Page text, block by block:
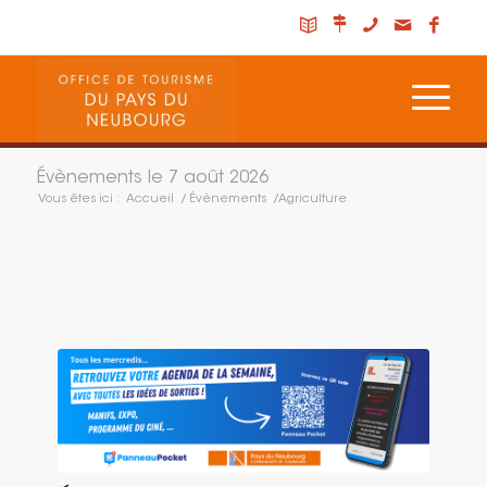
Évènements le 7 août 2026
Vous êtes ici : Accueil / Évènements /Agriculture